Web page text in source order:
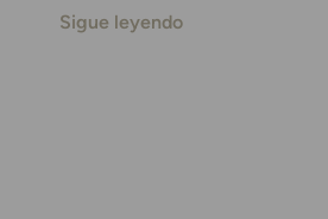
Sigue leyendo